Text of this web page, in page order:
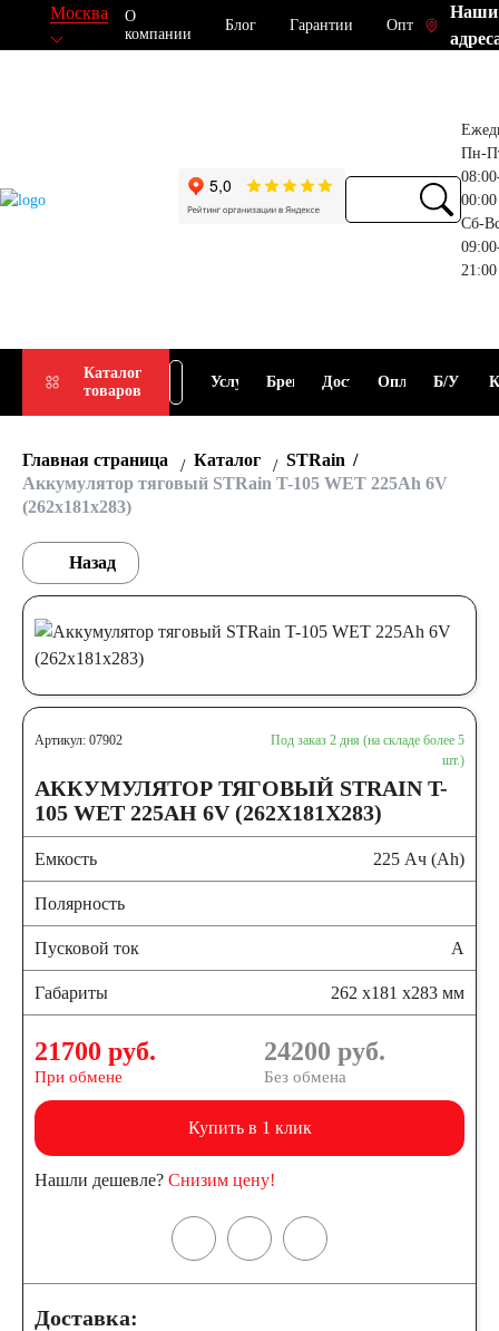
Москва
О
компании
Блог Гарантии Опт
Наши
Пн-
00:00
Сб-
21:00
Каталог
товаров
Подбор
АКБ
Услуги Бренды ДоставкаОплата Б/У
Главная страница Каталог
STRain
Аккумулятор тяговый STRain T-105 WET 225Ah 6V
(262x181x283)
Назад
Артикул: 07902
Под заказ 2 дня (на складе более 5
шт.)
АККУМУЛЯТОР ТЯГОВЫЙ STRAIN T-
105 WET 225AH 6V (262X181X283)
Емкость 225 Ач (Ah)
Полярность
Пусковой ток А
Габариты 262 x181 x283 мм
21700 руб.
При обмене
24200 руб.
Без обмена
Купить в 1 клик
Нашли дешевле? Снизим цену!
Доставка: